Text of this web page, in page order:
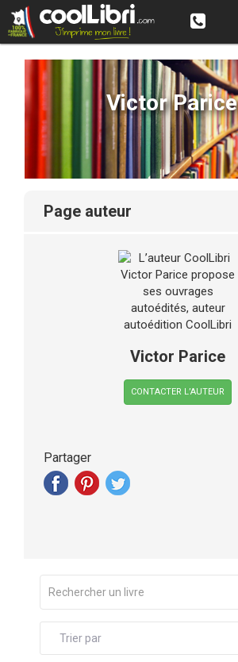
Victor Parice
page auteur
Victor Parice
CONTACTER L’AUTEUR
Partager